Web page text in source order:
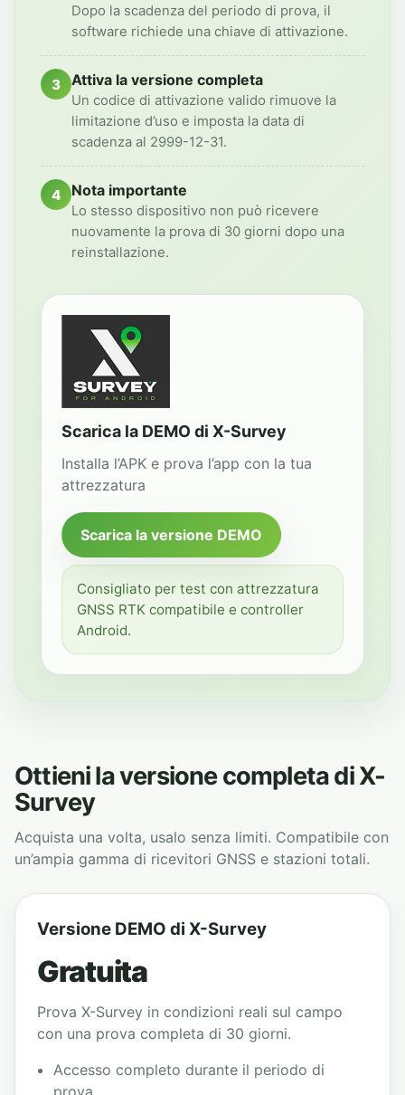
Dopo la scadenza del periodo di prova, il
software richiede una chiave di attivazione.
3 Attiva la versione completa
Un codice di attivazione valido rimuove la
limitazione d’uso e imposta la data di
scadenza al 2999-12-31.
4 Nota importante
Lo stesso dispositivo non può ricevere
nuovamente la prova di 30 giorni dopo una
reinstallazione.
Scarica la DEMO di X-Survey
Installa l’APK e prova l’app con la tua
attrezzatura
Scarica la versione DEMO
Consigliato per test con attrezzatura
GNSS RTK compatibile e controller
Android.
Ottieni la versione completa di X-
Survey
Acquista una volta, usalo senza limiti. Compatibile con
un’ampia gamma di ricevitori GNSS e stazioni totali.
Versione DEMO di X-Survey
Gratuita
Prova X-Survey in condizioni reali sul campo
con una prova completa di 30 giorni.
Accesso completo durante il periodo di
prova